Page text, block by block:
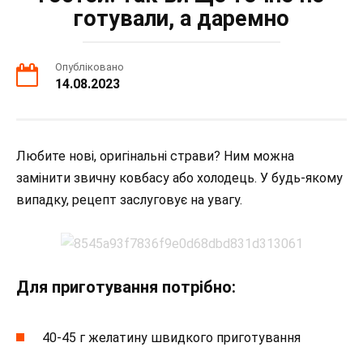
готували, а даремно
Опубліковано
14.08.2023
Любите нові, оригінальні страви? Ним можна
замінити звичну ковбасу або холодець. У будь-якому
випадку, рецепт заслуговує на увагу.
Для приготування потрібно:
40-45 г желатину швидкого приготування